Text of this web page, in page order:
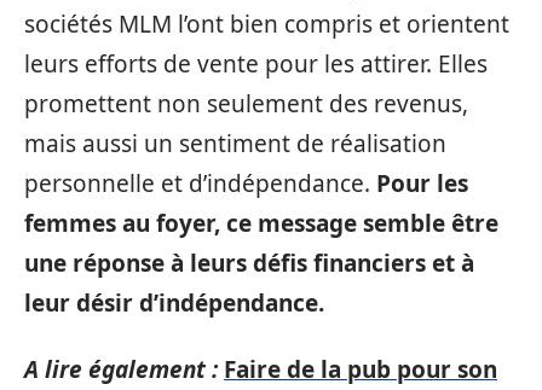
sociétés MLM l’ont bien compris et orientent
leurs efforts de vente pour les attirer. Elles
promettent non seulement des revenus,
mais aussi un sentiment de réalisation
personnelle et d’indépendance. Pour les
femmes au foyer, ce message semble être
une réponse à leurs défis financiers et à
leur désir d’indépendance.
A lire également : Faire de la pub pour son